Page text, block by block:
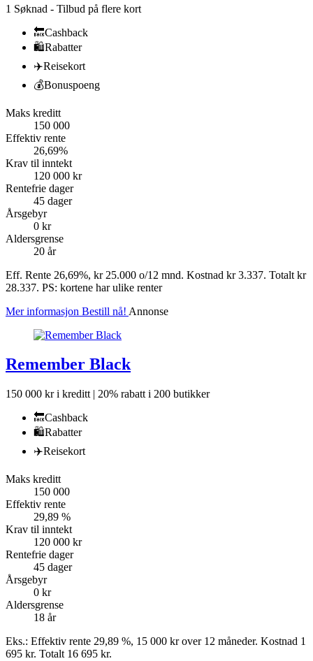
1 Søknad - Tilbud på flere kort
🔙Cashback
🛍Rabatter
✈️Reisekort
💰Bonuspoeng
Maks kreditt
150 000
Effektiv rente
26,69%
Krav til inntekt
120 000 kr
Rentefrie dager
45 dager
Årsgebyr
0 kr
Aldersgrense
20 år
Eff. Rente 26,69%, kr 25.000 o/12 mnd. Kostnad kr 3.337. Totalt kr
28.337. PS: kortene har ulike renter
Mer informasjon Bestill nå! Annonse
Remember Black
150 000 kr i kreditt | 20% rabatt i 200 butikker
🔙Cashback
🛍Rabatter
✈️Reisekort
Maks kreditt
150 000
Effektiv rente
29,89 %
Krav til inntekt
120 000 kr
Rentefrie dager
45 dager
Årsgebyr
0 kr
Aldersgrense
18 år
Eks.: Effektiv rente 29,89 %, 15 000 kr over 12 måneder. Kostnad 1
695 kr. Totalt 16 695 kr.